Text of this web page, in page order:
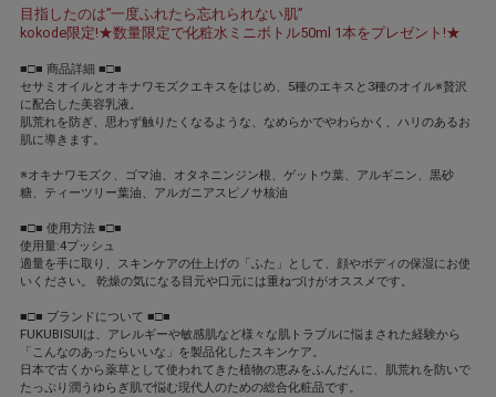
目指したのは”一度ふれたら忘れられない肌”
kokode限定!★数量限定で化粧水ミニボトル50ml 1本をプレゼント!★
■□■ 商品詳細 ■□■
セサミオイルとオキナワモズクエキスをはじめ、5種のエキスと3種のオイル※贅沢
に配合した美容乳液。
肌荒れを防ぎ、思わず触りたくなるような、なめらかでやわらかく、ハリのあるお
肌に導きます。
※オキナワモズク、ゴマ油、オタネニンジン根、ゲットウ葉、アルギニン、黒砂
糖、ティーツリー葉油、アルガニアスピノサ核油
■□■ 使用方法 ■□■
使用量:4プッシュ
適量を手に取り、スキンケアの仕上げの「ふた」として、顔やボディの保湿にお使
いください。 乾燥の気になる目元や口元には重ねづけがオススメです。
■□■ ブランドについて ■□■
FUKUBISUIは、アレルギーや敏感肌など様々な肌トラブルに悩まされた経験から
「こんなのあったらいいな」を製品化したスキンケア。
日本で古くから薬草として使われてきた植物の恵みをふんだんに、肌荒れを防いで
たっぷり潤うゆらぎ肌で悩む現代人のための総合化粧品です。